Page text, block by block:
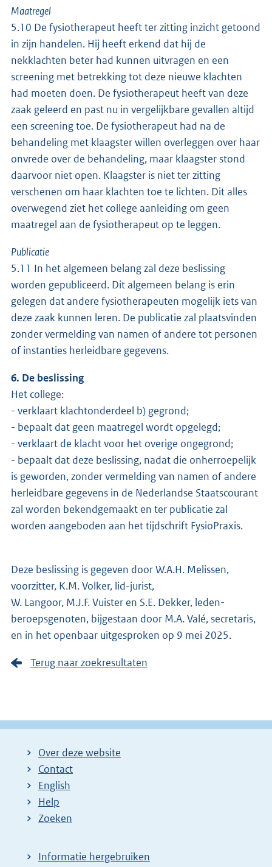
Maatregel
5.10 De fysiotherapeut heeft ter zitting inzicht getoond
in zijn handelen. Hij heeft erkend dat hij de
nekklachten beter had kunnen uitvragen en een
screening met betrekking tot deze nieuwe klachten
had moeten doen. De fysiotherapeut heeft van deze
zaak geleerd en past nu in vergelijkbare gevallen altijd
een screening toe. De fysiotherapeut had na de
behandeling met klaagster willen overleggen over haar
onvrede over de behandeling, maar klaagster stond
daarvoor niet open. Klaagster is niet ter zitting
verschenen om haar klachten toe te lichten. Dit alles
overwegend ziet het college aanleiding om geen
maatregel aan de fysiotherapeut op te leggen.
Publicatie
5.11 In het algemeen belang zal deze beslissing
worden gepubliceerd. Dit algemeen belang is erin
gelegen dat andere fysiotherapeuten mogelijk iets van
deze zaak kunnen leren. De publicatie zal plaatsvinden
zonder vermelding van namen of andere tot personen
of instanties herleidbare gegevens.
6. De beslissing
Het college:
- verklaart klachtonderdeel b) gegrond;
- bepaalt dat geen maatregel wordt opgelegd;
- verklaart de klacht voor het overige ongegrond;
- bepaalt dat deze beslissing, nadat die onherroepelijk
is geworden, zonder vermelding van namen of andere
herleidbare gegevens in de Nederlandse Staatscourant
zal worden bekendgemaakt en ter publicatie zal
worden aangeboden aan het tijdschrift FysioPraxis.
Deze beslissing is gegeven door W.A.H. Melissen,
voorzitter, K.M. Volker, lid-jurist,
W. Langoor, M.J.F. Vuister en S.E. Dekker, leden-
beroepsgenoten, bijgestaan door M.A. Valé, secretaris,
en in het openbaar uitgesproken op 9 mei 2025.
Terug naar zoekresultaten
Over deze website
Contact
English
Help
Zoeken
Informatie hergebruiken